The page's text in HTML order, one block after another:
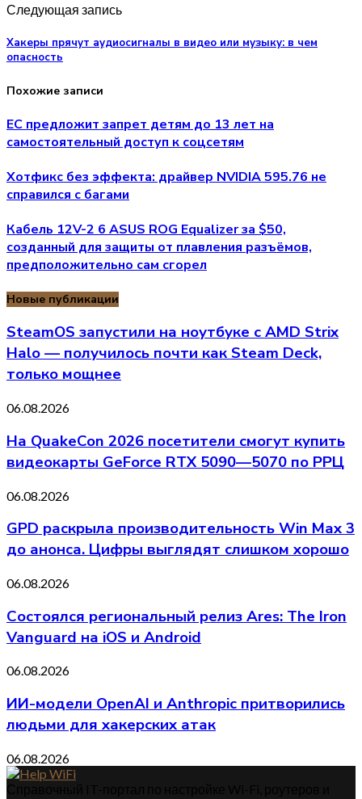
Следующая запись
Хакеры прячут аудиосигналы в видео или музыку: в чем
опасность
Похожие записи
ЕС предложит запрет детям до 13 лет на
самостоятельный доступ к соцсетям
Хотфикс без эффекта: драйвер NVIDIA 595.76 не
справился с багами
Кабель 12V-2 6 ASUS ROG Equalizer за $50,
созданный для защиты от плавления разъёмов,
предположительно сам сгорел
Новые публикации
SteamOS запустили на ноутбуке с AMD Strix
Halo — получилось почти как Steam Deck,
только мощнее
06.08.2026
На QuakeCon 2026 посетители смогут купить
видеокарты GeForce RTX 5090—5070 по РРЦ
06.08.2026
GPD раскрыла производительность Win Max 3
до анонса. Цифры выглядят слишком хорошо
06.08.2026
Состоялся региональный релиз Ares: The Iron
Vanguard на iOS и Android
06.08.2026
ИИ-модели OpenAI и Anthropic притворились
людьми для хакерских атак
06.08.2026